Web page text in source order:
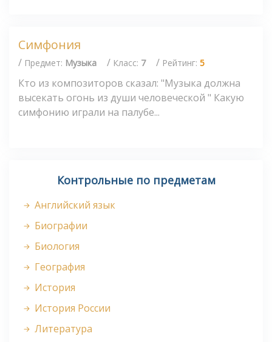
Симфония
/ Предмет: Музыка / Класс: 7 / Рейтинг: 5
Кто из композиторов сказал: "Музыка должна
высекать огонь из души человеческой " Какую
симфонию играли на палубе...
Контрольные по предметам
Английский язык
Биографии
Биология
География
История
История России
Литература